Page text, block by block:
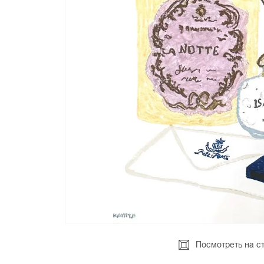
Посмотреть на